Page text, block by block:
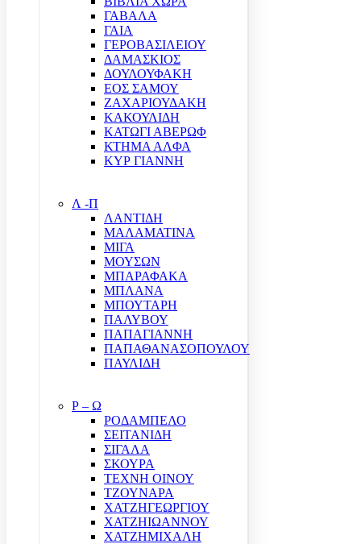
ΓΑΒΑΛΑ
ΓΑΙΑ
ΓΕΡΟΒΑΣΙΛΕΙΟΥ
ΔΑΜΑΣΚΙΟΣ
ΔΟΥΛΟΥΦΑΚΗ
ΕΟΣ ΣΑΜΟΥ
ΖΑΧΑΡΙΟΥΔΑΚΗ
ΚΑΚΟΥΛΙΔΗ
ΚΑΤΩΓΙ ΑΒΕΡΩΦ
ΚΤΗΜΑ ΑΛΦΑ
ΚΥΡ ΓΙΑΝΝΗ
Λ -Π
ΛΑΝΤΙΔΗ
ΜΑΛΑΜΑΤΙΝΑ
ΜΙΓΑ
ΜΟΥΣΩΝ
ΜΠΑΡΑΦΑΚΑ
ΜΠΛΑΝΑ
ΜΠΟΥΤΑΡΗ
ΠΑΛΥΒΟΥ
ΠΑΠΑΓΙΑΝΝΗ
ΠΑΠΑΘΑΝΑΣΟΠΟΥΛΟΥ
ΠΑΥΛΙΔΗ
Ρ – Ω
ΡΟΔΑΜΠΕΛΟ
ΣΕΙΤΑΝΙΔΗ
ΣΙΓΑΛΑ
ΣΚΟΥΡΑ
ΤΕΧΝΗ ΟΙΝΟΥ
ΤΖΟΥΝΑΡΑ
ΧΑΤΖΗΓΕΩΡΓΙΟΥ
ΧΑΤΖΗΙΩΑΝΝΟΥ
ΧΑΤΖΗΜΙΧΑΛΗ